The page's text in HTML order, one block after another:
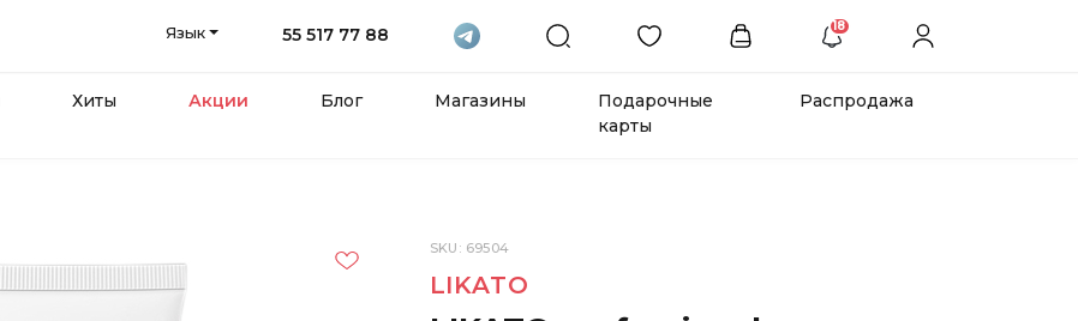
Язык 55 517 77 88 18
Хиты Акции Блог Магазины
Подарочные
карты
Распродажа
SKU: 69504
LIKATO